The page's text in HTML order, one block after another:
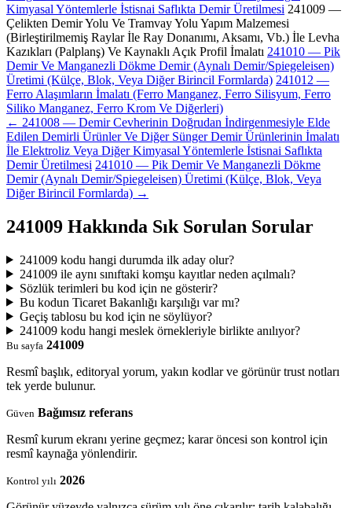
Kimyasal Yöntemlerle İstisnai Saflıkta Demir Üretilmesi 241009 —
Çelikten Demir Yolu Ve Tramvay Yolu Yapım Malzemesi
(Birleştirilmemiş Raylar İle Ray Donanımı, Aksamı, Vb.) İle Levha
Kazıkları (Palplanş) Ve Kaynaklı Açık Profil İmalatı 241010 — Pik
Demir Ve Manganezli Dökme Demir (Aynalı Demir/Spiegeleisen)
Üretimi (Külçe, Blok, Veya Diğer Birincil Formlarda) 241012 —
Ferro Alaşımların İmalatı (Ferro Manganez, Ferro Silisyum, Ferro
Siliko Manganez, Ferro Krom Ve Diğerleri)
← 241008 — Demir Cevherinin Doğrudan İndirgenmesiyle Elde
Edilen Demirli Ürünler Ve Diğer Sünger Demir Ürünlerinin İmalatı
İle Elektroliz Veya Diğer Kimyasal Yöntemlerle İstisnai Saflıkta
Demir Üretilmesi 241010 — Pik Demir Ve Manganezli Dökme
Demir (Aynalı Demir/Spiegeleisen) Üretimi (Külçe, Blok, Veya
Diğer Birincil Formlarda) →
241009 Hakkında Sık Sorulan Sorular
241009 kodu hangi durumda ilk aday olur?
241009 ile aynı sınıftaki komşu kayıtlar neden açılmalı?
Sözlük terimleri bu kod için ne gösterir?
Bu kodun Ticaret Bakanlığı karşılığı var mı?
Geçiş tablosu bu kod için ne söylüyor?
241009 kodu hangi meslek örnekleriyle birlikte anılıyor?
Bu sayfa 241009
Resmî başlık, editoryal yorum, yakın kodlar ve görünür trust notları
tek yerde bulunur.
Güven Bağımsız referans
Resmî kurum ekranı yerine geçmez; karar öncesi son kontrol için
resmî kaynağa yönlendirir.
Kontrol yılı 2026